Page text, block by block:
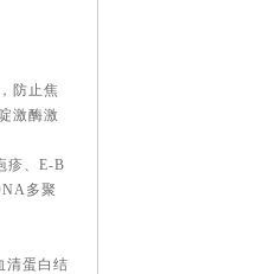
防止焦
激酶激
疹、E-B
多聚
清蛋白结